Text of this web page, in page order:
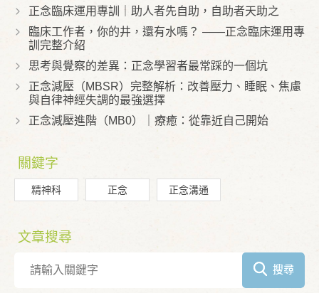
正念臨床運用專訓｜助人者先自助，自助者天助之
臨床工作者，你的井，還有水嗎？ ——正念臨床運用專
訓完整介紹
思考與覺察的差異：正念學習者最常踩的一個坑
正念減壓（MBSR）完整解析：改善壓力、睡眠、焦慮
與自律神經失調的最強選擇
正念減壓進階（MB0）｜療癒：從靠近自己開始
關鍵字
精神科 正念 正念溝通
文章搜尋
搜尋